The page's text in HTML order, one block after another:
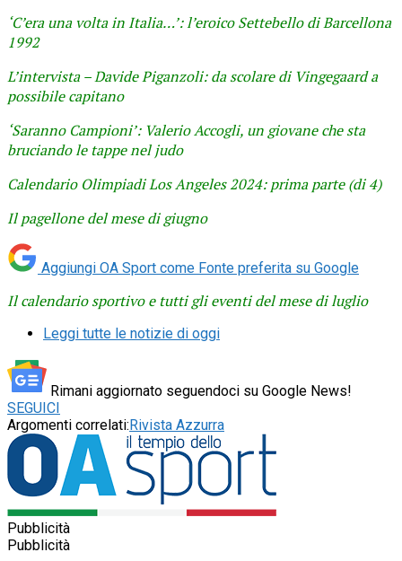
‘C’era una volta in Italia…’: l’eroico Settebello di Barcellona
1992
L’intervista – Davide Piganzoli: da scolare di Vingegaard a
possibile capitano
‘Saranno Campioni’: Valerio Accogli, un giovane che sta
bruciando le tappe nel judo
Calendario Olimpiadi Los Angeles 2024: prima parte (di 4)
Il pagellone del mese di giugno
Aggiungi OA Sport come Fonte preferita su Google
Il calendario sportivo e tutti gli eventi del mese di luglio
Leggi tutte le notizie di oggi
Rimani aggiornato seguendoci su Google News!
SEGUICI
Argomenti correlati: Rivista Azzurra
Pubblicità
Pubblicità